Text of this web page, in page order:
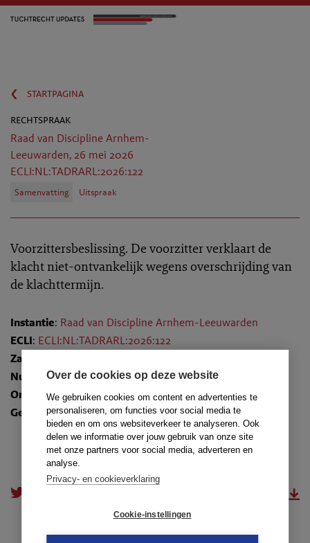
Over de cookies op deze website
We gebruiken cookies om content en advertenties te
personaliseren, om functies voor social media te
bieden en om ons websiteverkeer te analyseren. Ook
delen we informatie over jouw gebruik van onze site
met onze partners voor social media, adverteren en
analyse.
Privacy- en cookieverklaring
Cookie-instellingen
‹
startpagina
rechtspraak
Raad van Discipline Arnhem-
Leeuwarden, 26 mei 2026
ECLI:NL:TADRARL:2026:122
Samenvatting Uitspraak
Voorzittersbeslissing. De voorzitter verklaart de
klacht niet-ontvankelijk wegens overschrijding van
de klachttermijn.
Instantie: Raad van Discipline Arnhem-Leeuwarden
ECLI: ECLI:NL:TADRARL:2026:122
Zaaknummer
Nummer: TR-2026-0540
Onderwerpen:10.7. Al dan niet vervallen klachtrecht
Gedragsregels: art. 46g lid 1